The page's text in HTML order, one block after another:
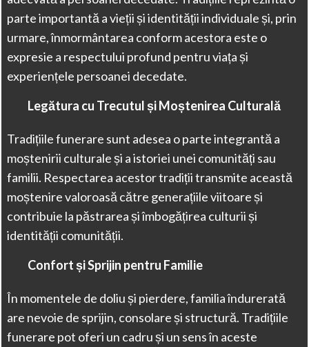
parte importantă a vieții și identității individuale și, prin
urmare, înmormântarea conform acestora este o
expresie a respectului profund pentru viața și
experiențele persoanei decedate.
Legătura cu Trecutul și Moștenirea Culturală
Tradițiile funerare sunt adesea o parte integrantă a
moștenirii culturale și a istoriei unei comunități sau
familii. Respectarea acestor tradiții transmite această
moștenire valoroasă către generațiile viitoare și
contribuie la păstrarea și îmbogățirea culturii și
identității comunității.
Confort și Sprijin pentru Familie
În momentele de doliu și pierdere, familia îndurerată
are nevoie de sprijin, consolare și structură. Tradițiile
funerare pot oferi un cadru și un sens în aceste